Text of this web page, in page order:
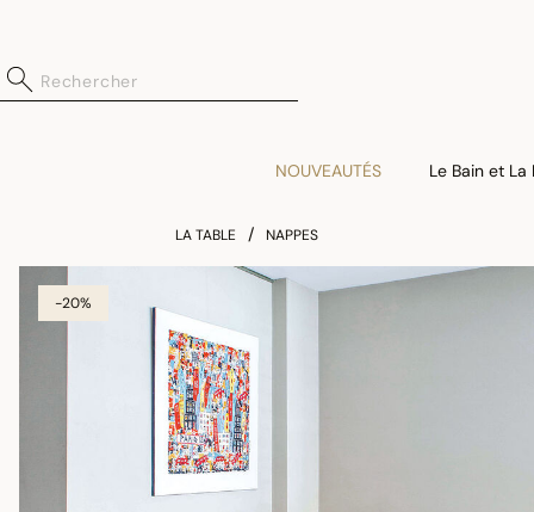
NOUVEAUTÉS Le Bain et La
LA TABLE NAPPES
-20%